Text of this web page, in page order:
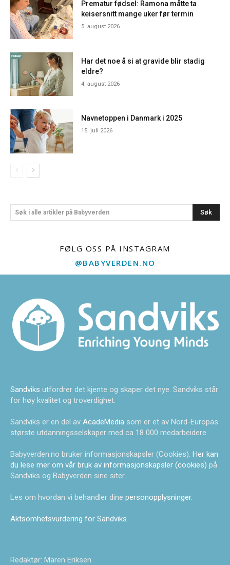
Prematur fødsel: Ramona måtte ta
keisersnitt mange uker før termin
5. august 2026
Har det noe å si at gravide blir stadig
eldre?
4. august 2026
Navnetoppen i Danmark i 2025
15. juli 2026
Søk i alle artikler på Babyverden Søk
FØLG OSS PÅ INSTAGRAM
@BABYVERDEN.NO
Sandviks utfordrer det kjente og skaper det nye. Sandviks står
for høy kvalitet og troverdighet.
Sandviks er en del av AcadeMedia som er et av Nord-Europas
største utdanningsselskaper med ca 18 000 medarbeidere.
Babyverden.no bruker informasjonskapsler (Cookies). Her kan
du lese mer om vår bruk av informasjonskapsler (cookies) på
Sandviks og Babyverden sine siter.
Les om hvordan vi behandler dine personopplysninger.
Aktsomhetsvurdering for Sandviks
Redaktør: Maren Eriksen